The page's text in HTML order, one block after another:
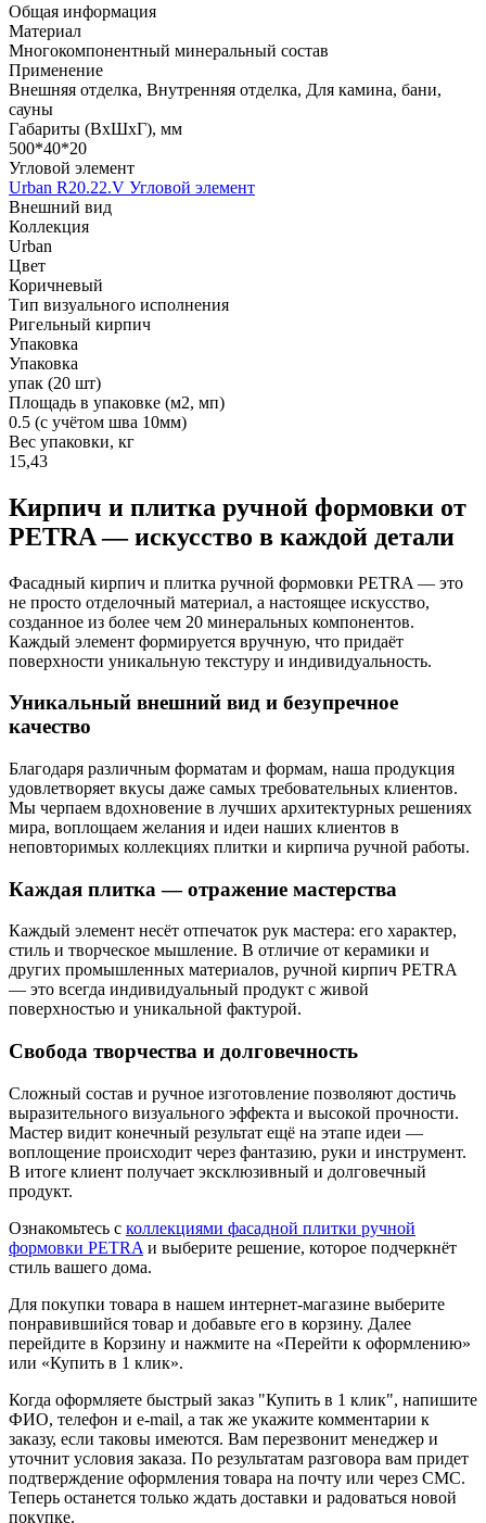
Общая информация
Материал
Многокомпонентный минеральный состав
Применение
Внешняя отделка, Внутренняя отделка, Для камина, бани,
сауны
Габариты (ВхШхГ), мм
500*40*20
Угловой элемент
Urban R20.22.V Угловой элемент
Внешний вид
Коллекция
Urban
Цвет
Коричневый
Тип визуального исполнения
Ригельный кирпич
Упаковка
Упаковка
упак (20 шт)
Площадь в упаковке (м2, мп)
0.5 (с учётом шва 10мм)
Вес упаковки, кг
15,43
Кирпич и плитка ручной формовки от
PETRA — искусство в каждой детали
Фасадный кирпич и плитка ручной формовки PETRA — это
не просто отделочный материал, а настоящее искусство,
созданное из более чем 20 минеральных компонентов.
Каждый элемент формируется вручную, что придаёт
поверхности уникальную текстуру и индивидуальность.
Уникальный внешний вид и безупречное
качество
Благодаря различным форматам и формам, наша продукция
удовлетворяет вкусы даже самых требовательных клиентов.
Мы черпаем вдохновение в лучших архитектурных решениях
мира, воплощаем желания и идеи наших клиентов в
неповторимых коллекциях плитки и кирпича ручной работы.
Каждая плитка — отражение мастерства
Каждый элемент несёт отпечаток рук мастера: его характер,
стиль и творческое мышление. В отличие от керамики и
других промышленных материалов, ручной кирпич PETRA
— это всегда индивидуальный продукт с живой
поверхностью и уникальной фактурой.
Свобода творчества и долговечность
Сложный состав и ручное изготовление позволяют достичь
выразительного визуального эффекта и высокой прочности.
Мастер видит конечный результат ещё на этапе идеи —
воплощение происходит через фантазию, руки и инструмент.
В итоге клиент получает эксклюзивный и долговечный
продукт.
Ознакомьтесь с коллекциями фасадной плитки ручной
формовки PETRA и выберите решение, которое подчеркнёт
стиль вашего дома.
Для покупки товара в нашем интернет-магазине выберите
понравившийся товар и добавьте его в корзину. Далее
перейдите в Корзину и нажмите на «Перейти к оформлению»
или «Купить в 1 клик».
Когда оформляете быстрый заказ "Купить в 1 клик", напишите
ФИО, телефон и e-mail, а так же укажите комментарии к
заказу, если таковы имеются. Вам перезвонит менеджер и
уточнит условия заказа. По результатам разговора вам придет
подтверждение оформления товара на почту или через СМС.
Теперь останется только ждать доставки и радоваться новой
покупке.